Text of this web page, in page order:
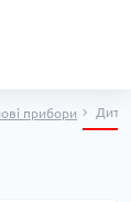
прибори